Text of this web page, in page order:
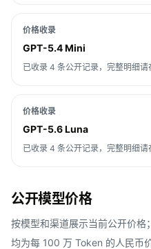
价格收录
GPT-5.4 Mini
已收录 4 条公开记录，完整明细请
价格收录
GPT-5.6 Luna
已收录 4 条公开记录，完整明细请
公开模型价格
按模型和渠道展示当前公开价
均为每 100 万 Token 的人民币价